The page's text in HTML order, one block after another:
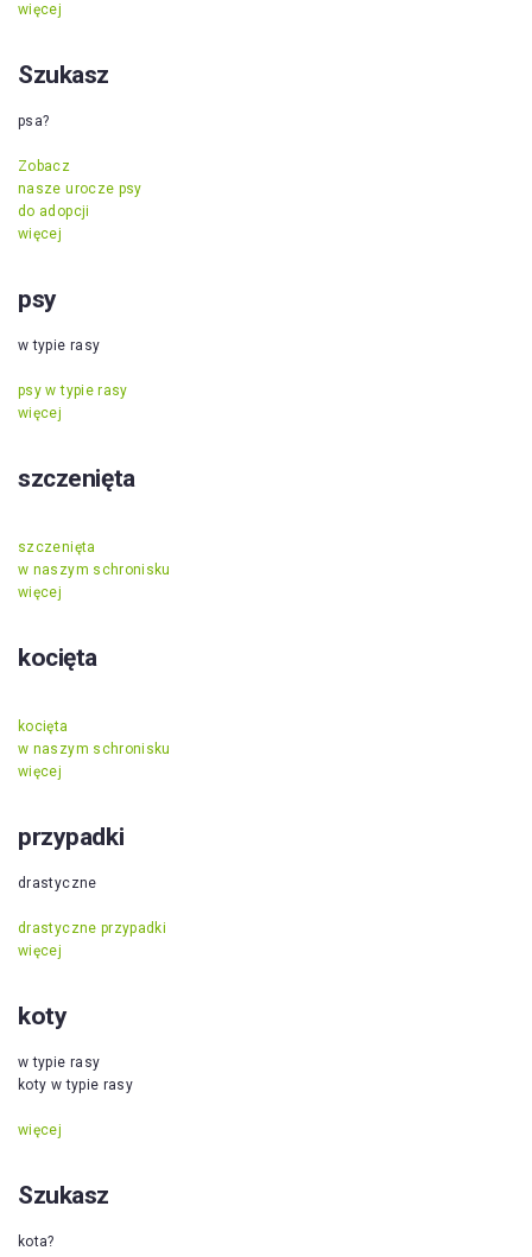
więcej
Szukasz
psa?
Zobacz
nasze urocze psy
do adopcji
więcej
psy
w typie rasy
psy w typie rasy
więcej
szczenięta
szczenięta
w naszym schronisku
więcej
kocięta
kocięta
w naszym schronisku
więcej
przypadki
drastyczne
drastyczne przypadki
więcej
koty
w typie rasy
koty w typie rasy
więcej
Szukasz
kota?